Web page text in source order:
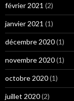
février 2021 (2)
janvier 2021 (1)
décembre 2020(1)
novembre 2020(1)
octobre 2020(1)
juillet 2020(2)